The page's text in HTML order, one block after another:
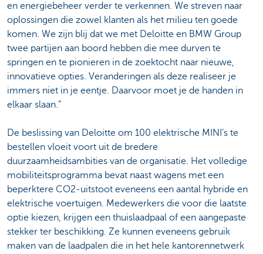
en energiebeheer verder te verkennen. We streven naar
oplossingen die zowel klanten als het milieu ten goede
komen. We zijn blij dat we met Deloitte en BMW Group
twee partijen aan boord hebben die mee durven te
springen en te pionieren in de zoektocht naar nieuwe,
innovatieve opties. Veranderingen als deze realiseer je
immers niet in je eentje. Daarvoor moet je de handen in
elkaar slaan.”
De beslissing van Deloitte om 100 elektrische MINI’s te
bestellen vloeit voort uit de bredere
duurzaamheidsambities van de organisatie. Het volledige
mobiliteitsprogramma bevat naast wagens met een
beperktere CO2-uitstoot eveneens een aantal hybride en
elektrische voertuigen. Medewerkers die voor die laatste
optie kiezen, krijgen een thuislaadpaal of een aangepaste
stekker ter beschikking. Ze kunnen eveneens gebruik
maken van de laadpalen die in het hele kantorennetwerk